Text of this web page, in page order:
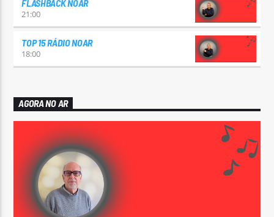
FLASHBACK NOAR
21:00
TOP 15 RÁDIO NOAR
18:00
AGORA NO AR